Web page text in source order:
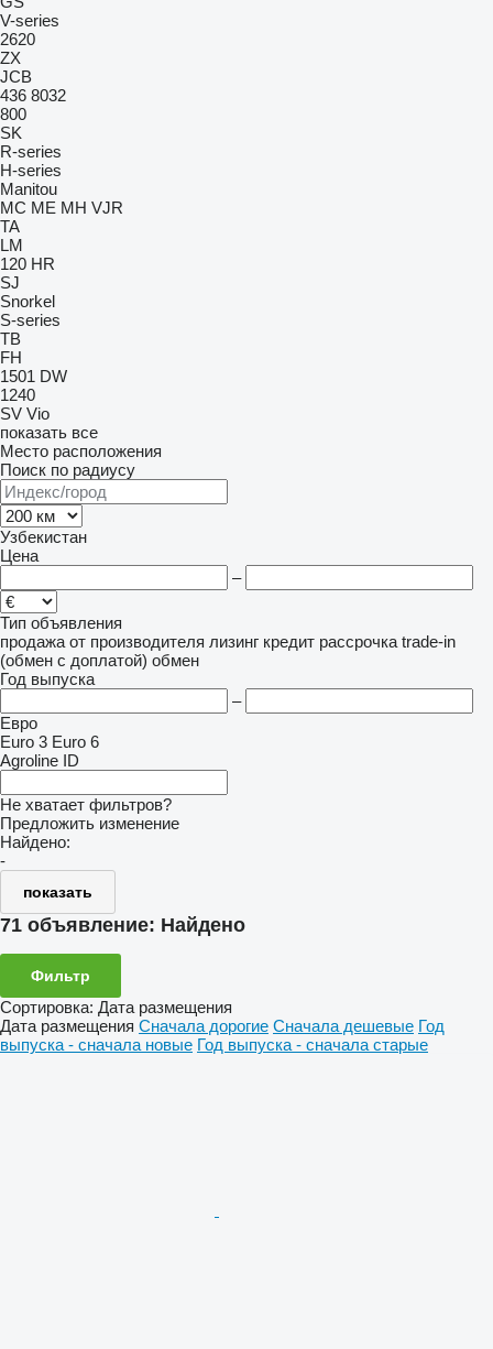
V-series
2620
ZX
JCB
436 8032
800
SK
R-series
H-series
Manitou
MC ME MH VJR
TA
LM
120 HR
SJ
Snorkel
S-series
TB
FH
1501 DW
1240
SV Vio
показать все
Место расположения
Поиск по радиусу
Узбекистан
Цена
–
Тип объявления
продажа от производителя лизинг кредит рассрочка trade-in
(обмен с доплатой) обмен
Год выпуска
–
Евро
Euro 3 Euro 6
Agroline ID
Не хватает фильтров?
Предложить изменение
Найдено:
-
показать
71 объявление: Найдено
Фильтр
Сортировка: Дата размещения
Дата размещения Сначала дорогие Сначала дешевые Год
выпуска - сначала новые Год выпуска - сначала старые